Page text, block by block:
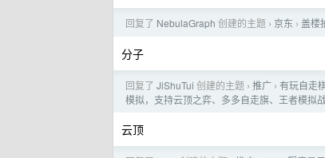
回复了 NebulaGraph 创建的主题 › 京东 › 盖楼
分子
回复了 JiShuTui 创建的主题 › 推广 › 有玩自走
模拟，支持云顶之弈、多多自走旗、王者模拟
云顶